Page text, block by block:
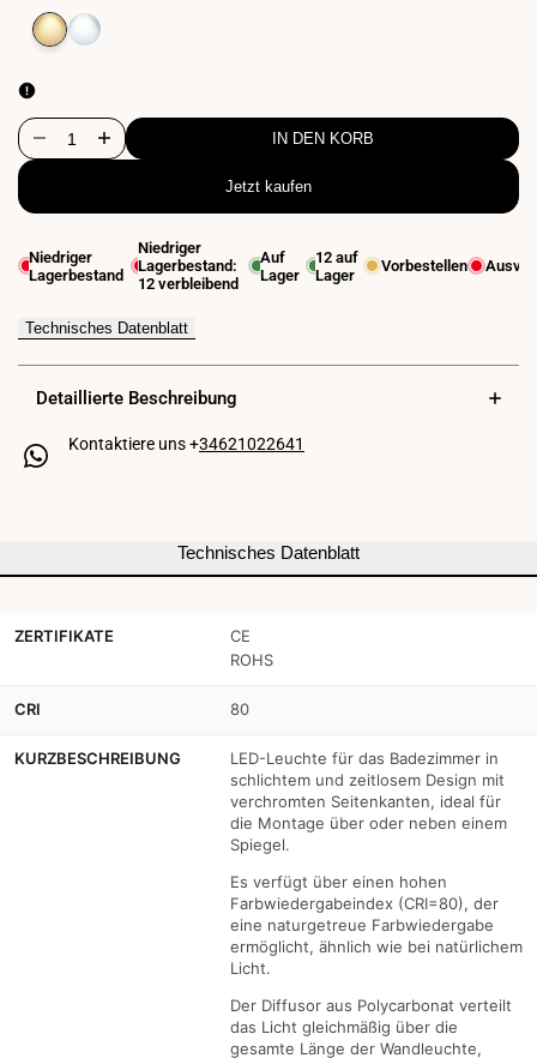
Variante
Warmweiß
Leuchte
verringern
Menge
Leuchte
IN DEN KORB
Jetzt kaufen
Niedriger
Lagerbestand
Niedriger
Lagerbestand:
12 verbleibend
Auf
Lager
12 auf
Lager
Vorbestellen
Technisches Datenblatt
Detaillierte Beschreibung
Kontaktiere uns +34621022641
Technisches Datenblatt
ZERTIFIKATE
CE
ROHS
CRI 80
KURZBESCHREIBUNG
LED-Leuchte für das Badezimmer in
schlichtem und zeitlosem Design mit
verchromten Seitenkanten, ideal für
die Montage über oder neben einem
Spiegel.
Es verfügt über einen hohen
Farbwiedergabeindex (CRI=80), der
eine naturgetreue Farbwiedergabe
ermöglicht, ähnlich wie bei natürlichem
Licht.
Der Diffusor aus Polycarbonat verteilt
das Licht gleichmäßig über die
gesamte Länge der Wandleuchte,